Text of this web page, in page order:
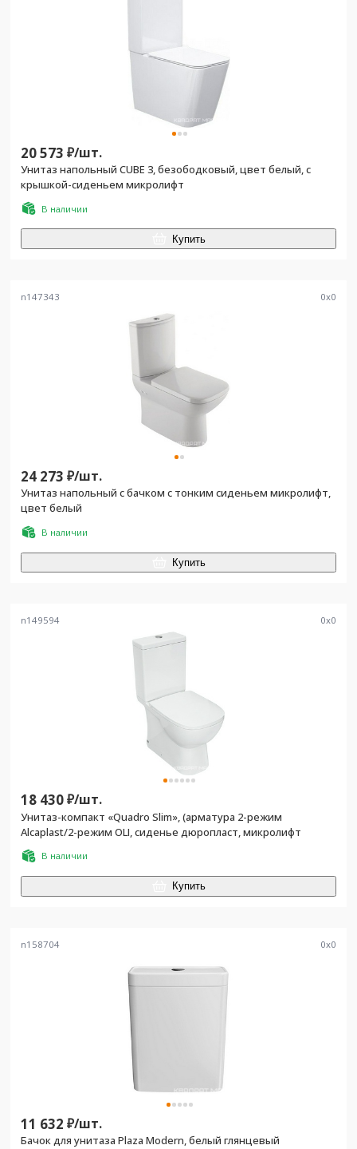
20 573 ₽/шт.
Унитаз напольный CUBE 3, безободковый, цвет белый, с
крышкой-сиденьем микролифт
В наличии
Купить
n147343 0x0
24 273 ₽/шт.
Унитаз напольный с бачком с тонким сиденьем микролифт,
цвет белый
В наличии
Купить
n149594 0x0
18 430₽/шт.
Унитаз-компакт «Quadro Slim», (арматура 2-режим
Alcaplast/2-режим OLI, сиденье дюропласт, микролифт
В наличии
Купить
n158704 0x0
11 632 ₽/шт.
Бачок для унитаза Plaza Modern, белый глянцевый